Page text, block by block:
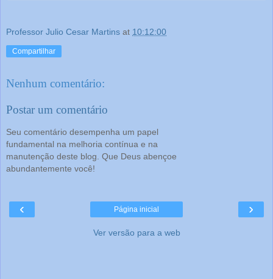
Professor Julio Cesar Martins at 10:12:00
Compartilhar
Nenhum comentário:
Postar um comentário
Seu comentário desempenha um papel
fundamental na melhoria contínua e na
manutenção deste blog. Que Deus abençoe
abundantemente você!
‹ ›
Página inicial
Ver versão para a web